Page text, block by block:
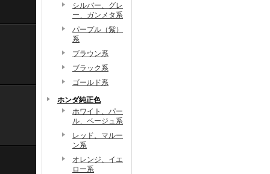
シルバー、グレ
ー、ガンメタ系
パープル（紫）
系
ブラウン系
ブラック系
ゴールド系
ホンダ純正色
ホワイト、パー
ル、ベージュ系
レッド、マルー
ン系
オレンジ、イエ
ロー系